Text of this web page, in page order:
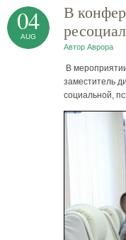
В
Автор Аврора
04
AUG
В
заместитель
социальной,